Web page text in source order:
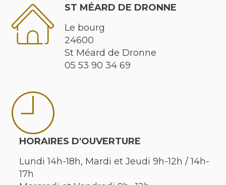
ST MÉARD DE DRONNE
Le bourg
24600
St Méard de Dronne
05 53 90 34 69
HORAIRES D'OUVERTURE
Lundi 14h-18h, Mardi et Jeudi 9h-12h / 14h-
17h